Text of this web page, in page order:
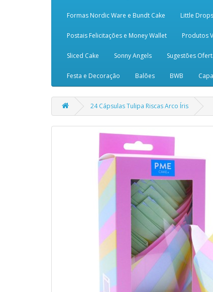
Formas Nordic Ware e Bundt Cake Little
Postais Felicitações e Money Wallet Produtos
Sliced Cake Sonny Angels Sugestões
Festa e Decoração Balões BWB
24 Cápsulas Tulipa Riscas Arco Íris